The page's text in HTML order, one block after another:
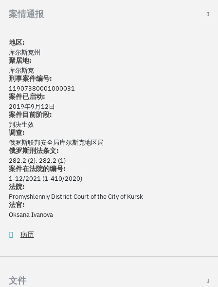
案情通报
地区:
库尔斯克州
聚居地:
库尔斯克
刑事案件编号:
11907380001000031
案件已启动:
2019年9月12日
案件目前阶段:
判决生效
调查:
俄罗斯联邦安全局库尔斯克地区局
俄罗斯刑法条文:
282.2 (2), 282.2 (1)
案件在法院的编号:
1-12/2021 (1-410/2020)
法院:
Promyshlenniy District Court of the City of Kursk
法官:
Oksana Ivanova
病历
文件